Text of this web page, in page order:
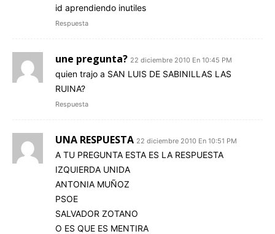
id aprendiendo inutiles
Respuesta
une pregunta? 22 diciembre 2010 En 10:45 PM
quien trajo a SAN LUIS DE SABINILLAS LAS
RUINA?
Respuesta
UNA RESPUESTA 22 diciembre 2010 En 10:51 PM
A TU PREGUNTA ESTA ES LA RESPUESTA
IZQUIERDA UNIDA
ANTONIA MUÑOZ
PSOE
SALVADOR ZOTANO
O ES QUE ES MENTIRA